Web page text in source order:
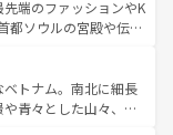
。好きにはたまらな
分に味わいつくそ
る人に新しい発見と
い台湾の食文化も魅
ラエティ豊かな料理
は コンテンツ一覧を参
端のファッションやK
都ソウルの宮殿や伝統
然美を楽しむことが
のストリートフード
る。夜には、韓国な
トナム。南北に細長
青々とした山々、世